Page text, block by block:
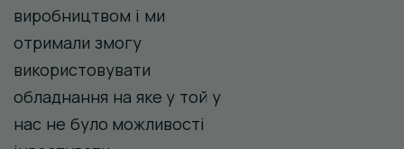
виробництвом і ми
отримали змогу
використовувати
обладнання на яке у той у
нас не було можливості